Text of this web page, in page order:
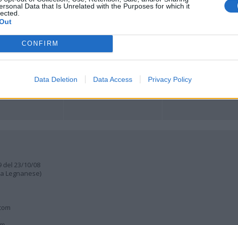
Data that Is Unrelated with the Purposes for which it
CONFIRM
Data Deletion Data Access Privacy Policy
Lettere al direttore
del 23/10/08
Legnanese)